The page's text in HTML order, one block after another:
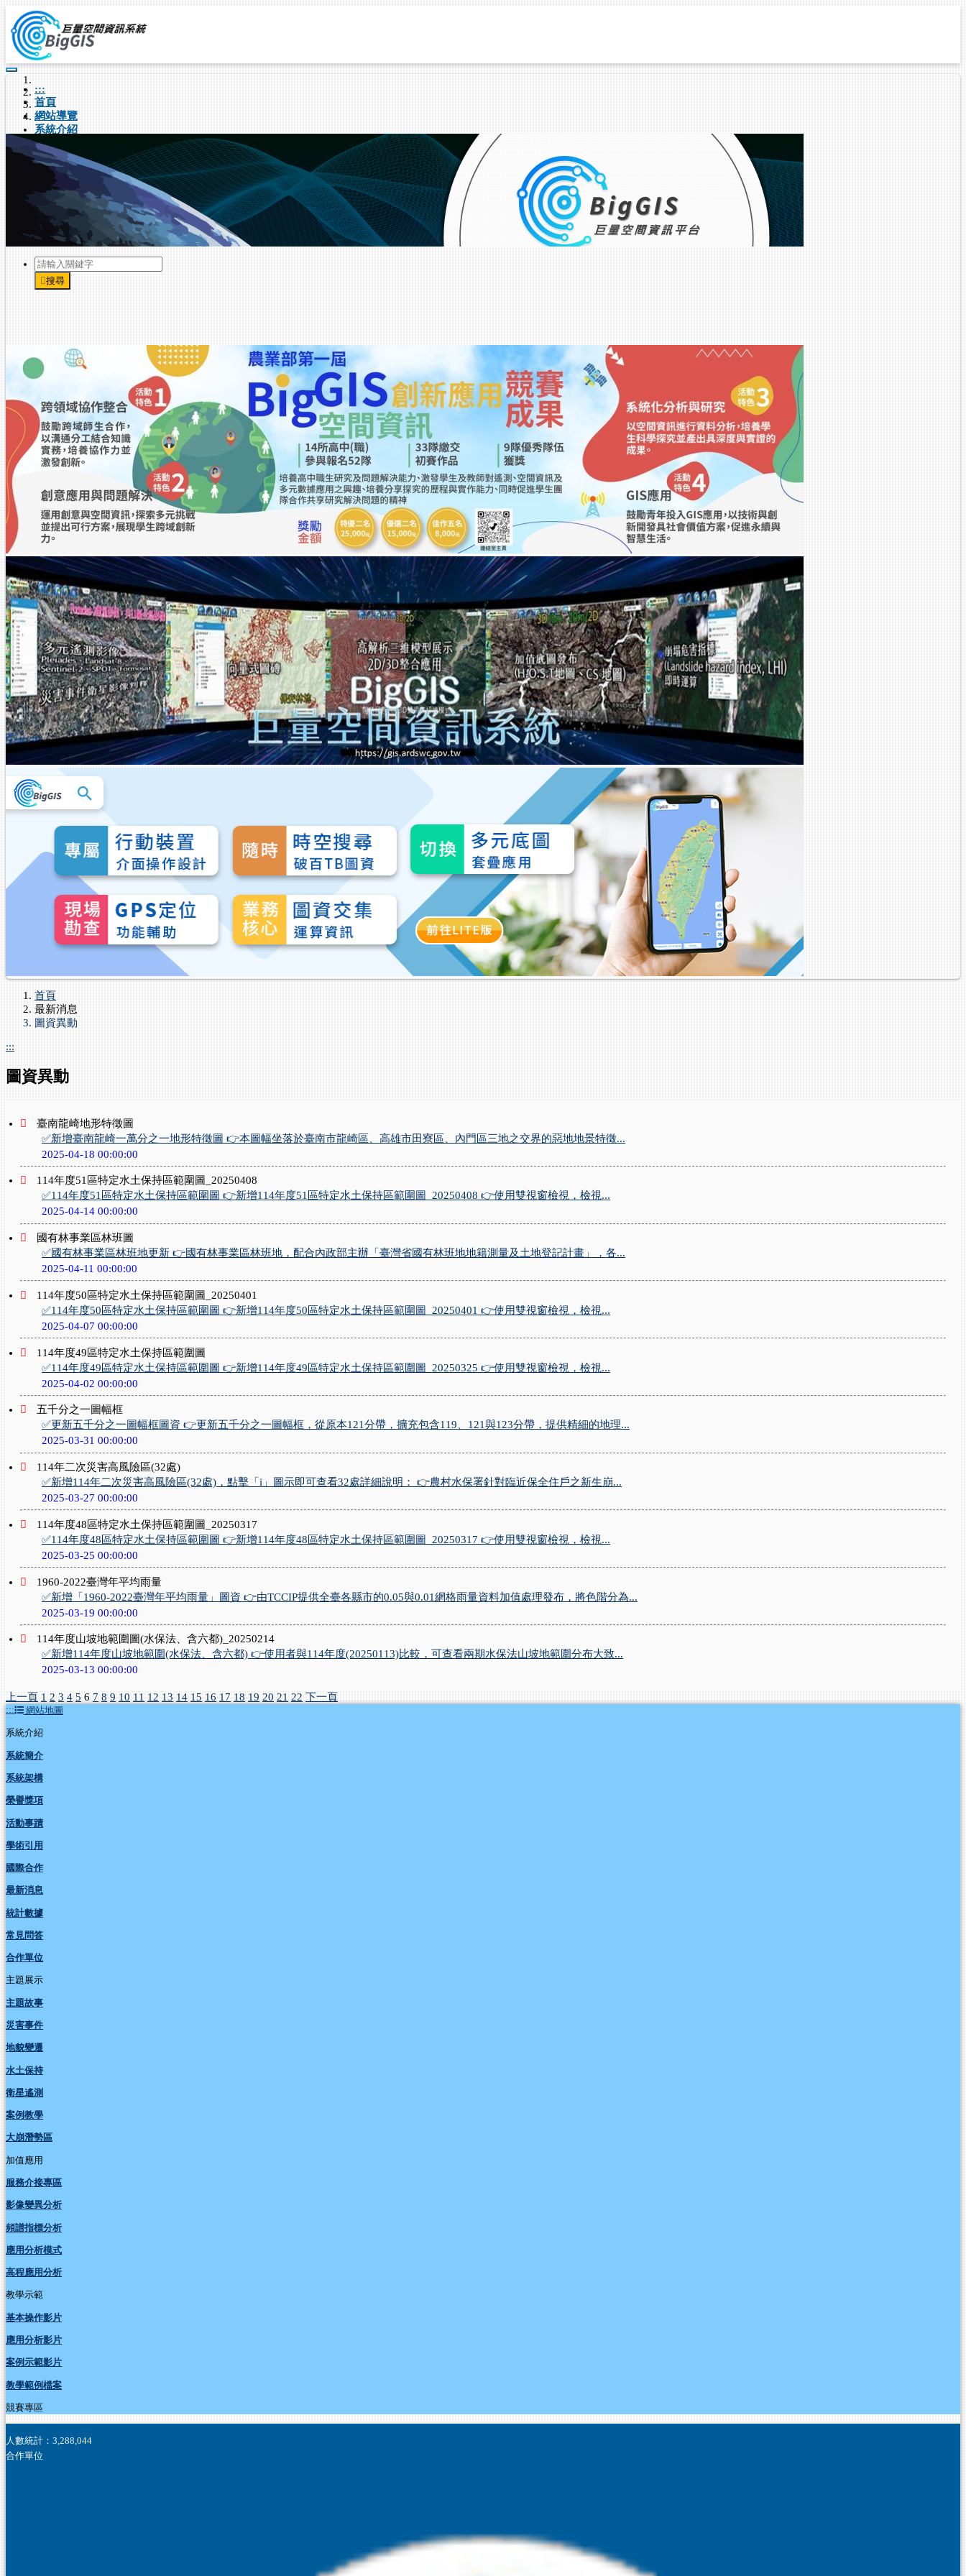
跳到主要內容
:::
首頁
網站導覽
系統介紹
系統簡介
榮譽獎項活動事蹟學術引用 統計數據常見問答合作單位
主題展示
主題故事
災害事件地貌變遷水土保持衛星遙測案例教學大崩潛勢區
加值應用
服務介接專區影像變異分析頻譜指標分析應用分析模式高程應用分析
教學示範
基本操作影片
應用分析影片案例示範影片教學範例檔案
競賽專區
搜尋
Previous
Next
首頁
最新消息
圖資異動
:::
圖資異動
臺南龍崎地形特徵圖
✅新增臺南龍崎一萬分之一地形特徵圖 👉本圖幅坐落於臺南市龍崎區、高雄市田寮區、內門區三地之交界的惡地地景特徵...
2025-04-18 00:00:00
114年度51區特定水土保持區範圍圖_20250408
✅114年度51區特定水土保持區範圍圖 👉新增114年度51區特定水土保持區範圍圖_20250408 👉使用雙視窗檢視，檢視...
2025-04-14 00:00:00
國有林事業區林班圖
✅國有林事業區林班地更新 👉國有林事業區林班地，配合內政部主辦「臺灣省國有林班地地籍測量及土地登記計畫」，各...
2025-04-11 00:00:00
114年度50區特定水土保持區範圍圖_20250401
✅114年度50區特定水土保持區範圍圖 👉新增114年度50區特定水土保持區範圍圖_20250401 👉使用雙視窗檢視，檢視...
2025-04-07 00:00:00
114年度49區特定水土保持區範圍圖
✅114年度49區特定水土保持區範圍圖 👉新增114年度49區特定水土保持區範圍圖_20250325 👉使用雙視窗檢視，檢視...
2025-04-02 00:00:00
五千分之一圖幅框
✅更新五千分之一圖幅框圖資 👉更新五千分之一圖幅框，從原本121分帶，擴充包含119、121與123分帶，提供精細的地理...
2025-03-31 00:00:00
114年二次災害高風險區(32處)
✅新增114年二次災害高風險區(32處)，點擊「i」圖示即可查看32處詳細說明： 👉農村水保署針對臨近保全住戶之新生崩...
2025-03-27 00:00:00
114年度48區特定水土保持區範圍圖_20250317
✅114年度48區特定水土保持區範圍圖 👉新增114年度48區特定水土保持區範圍圖_20250317 👉使用雙視窗檢視，檢視...
2025-03-25 00:00:00
1960-2022臺灣年平均雨量
✅新增「1960-2022臺灣年平均雨量」圖資 👉由TCCIP提供全臺各縣市的0.05與0.01網格雨量資料加值處理發布，將色階分為...
2025-03-19 00:00:00
114年度山坡地範圍圖(水保法、含六都)_20250214
✅新增114年度山坡地範圍(水保法、含六都) 👉使用者與114年度(20250113)比較，可查看兩期水保法山坡地範圍分布大致...
2025-03-13 00:00:00
上一頁 1 2 3 4 5 6 7 8 9 10 11 12 13 14 15 16 17 18 19 20 21 22 下一頁
::: 網站地圖
系統介紹
系統簡介
系統架構
榮譽獎項
活動事蹟
學術引用
國際合作
最新消息
統計數據
常見問答
合作單位
主題展示
主題故事
災害事件
地貌變遷
水土保持
衛星遙測
案例教學
大崩潛勢區
加值應用
服務介接專區
影像變異分析
頻譜指標分析
應用分析模式
高程應用分析
教學示範
基本操作影片
應用分析影片
案例示範影片
教學範例檔案
競賽專區
人數統計： 3,288,044
合作單位